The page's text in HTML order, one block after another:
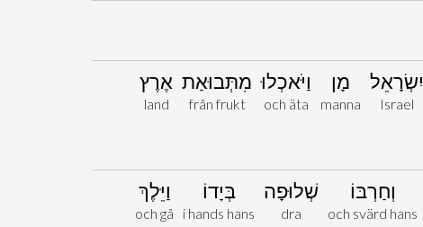
יִשְׂרָאֵל
Israel
מָן
manna
וַיֹּאכְלוּ
och äta
מִתְּבוּאַת
från frukt
אֶרֶץ
land
וְחַרְבּוֹ
och svärd hans
שְׁלוּפָה
dra
בְּיָדוֹ
i hands hans
וַיֵּלֶךְ
och gå